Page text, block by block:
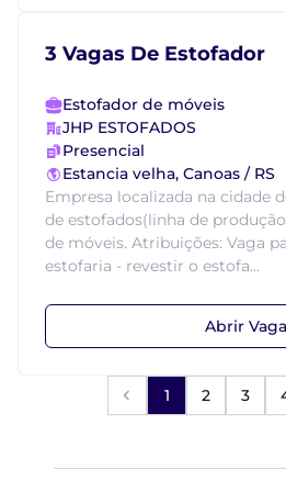
3 Vagas De Estofador
Estofador de móveis
JHP ESTOFADOS
Presencial
Estancia velha, Canoas / RS
Empresa localizada na cidade
de estofados(linha de
de móveis. Atribuições: Vaga
estofaria - revestir o estofa...
Abrir Vaga
1 2 3